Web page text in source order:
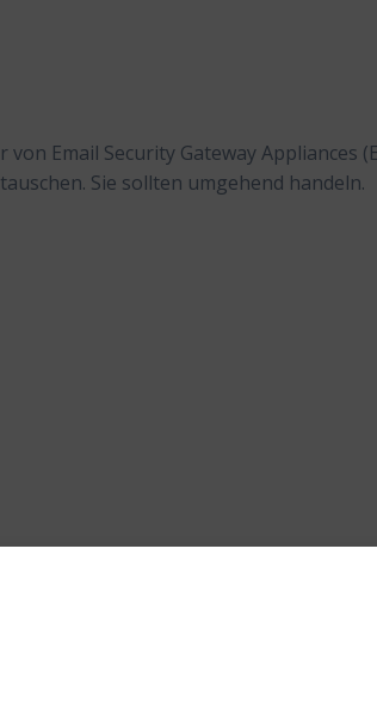
von Email Security Gateway Appliances
Sie sollten umgehend handeln.